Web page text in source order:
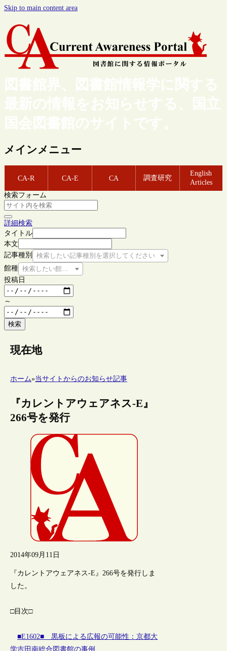
Skip to main content area
図書館界、図書館情報学に関する
最新の情報をお知らせする、国立
国会図書館のサイトです。
メインメニュー
CA-R CA-E CA 調査研究
English
Articles
検索フォーム
詳細検索
タイトル
本文
記事種別
検索したい記事種別を選択してください
館種 検索したい館種を選択してください
投稿日
～
検索
現在地
ホーム»当サイトからのお知らせ記事
『カレントアウェアネス-E』
266号を発行
2014年09月11日
『カレントアウェアネス-E』266号を発行しま
した。
□目次□
■E1602■ 黒板による広報の可能性：京都大
学吉田南総合図書館の事例